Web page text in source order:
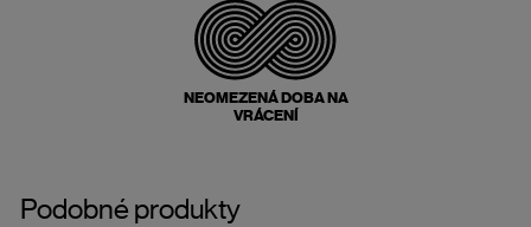
NEOMEZENÁ DOBA NA
VRÁCENÍ
Podobné produkty